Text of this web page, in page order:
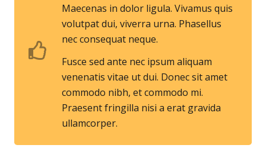
Maecenas in dolor ligula. Vivamus quis
volutpat dui, viverra urna. Phasellus
nec consequat neque.
Fusce sed ante nec ipsum aliquam
venenatis vitae ut dui. Donec sit amet
commodo nibh, et commodo mi.
Praesent fringilla nisi a erat gravida
ullamcorper.